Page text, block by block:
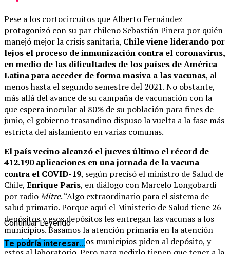
Pese a los cortocircuitos que Alberto Fernández
protagonizó con su par chileno Sebastián Piñera por quién
manejó mejor la crisis sanitaria, Chile viene liderando por
lejos el proceso de inmunización contra el coronavirus,
en medio de las dificultades de los países de América
Latina para acceder de forma masiva a las vacunas, al
menos hasta el segundo semestre del 2021. No obstante,
más allá del avance de su campaña de vacunación con la
que espera inocular al 80% de su población para fines de
junio, el gobierno trasandino dispuso la vuelta a la fase más
estricta del aislamiento en varias comunas.
El país vecino alcanzó el jueves último el récord de
412.190 aplicaciones en una jornada de la vacuna
contra el COVID-19, según precisó el ministro de Salud de
Chile, Enrique Paris, en diálogo con Marcelo Longobardi
por radioMitre. “Algo extraordinario para el sistema de
salud primario. Porque aquí el Ministerio de Salud tiene 26
depósitos y esos depósitos les entregan las vacunas a los
municipios. Basamos la atención primaria en la atención
municipal. Por tanto los municipios piden al depósito, y
Continuar Leyendo
Te podría interesar...